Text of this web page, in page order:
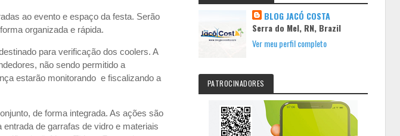
ao evento e espaço da festa. Serão
organizada e rápida.
para verificação dos coolers. A
não sendo permitido a
estarão monitorando e fiscalizando a
de forma integrada. As ações são
de garrafas de vidro e materiais
BLOG JACÓ COSTA
Serra do Mel, RN, Brazil
Ver meu perfil completo
PATROCINADORES